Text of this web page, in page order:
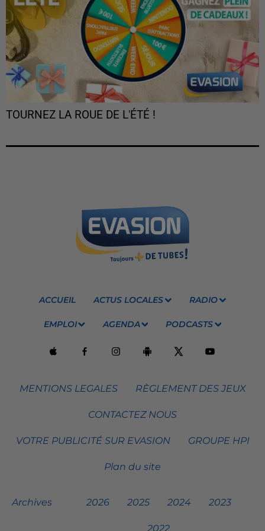
TOURNEZ LA ROUE DE L'ÉTÉ !
ACCUEIL ACTUS LOCALES RADIO
EMPLOI AGENDA PODCASTS
MENTIONS LEGALES RÈGLEMENT DES JEUX
CONTACTEZ NOUS
VOTRE PUBLICITÉ SUR EVASION GROUPE HPI
Plan du site
Archives 2026 2025 2024 2023
2022